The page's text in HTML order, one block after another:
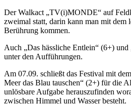
Der Walkact „TV(i)MONDE“ auf
zweimal statt, darin kann man mit dem
Berührung kommen.
Auch „Das hässliche Entlein“ (6+)
unter den Aufführungen.
Am 07.09. schließt das Festival mit
Meer das Blau tauschen“ (2+) für die
unlösbare Aufgabe herauszufinden
zwischen Himmel und Wasser besteht.